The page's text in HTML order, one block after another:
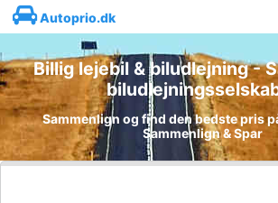
Autoprio.dk
Billig lejebil & biludlejning -
Sammenlign og find den bedste pris
Sammenlign & Spar